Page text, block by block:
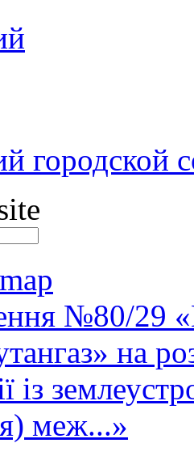
городской
№80/29
на
із
меж...»